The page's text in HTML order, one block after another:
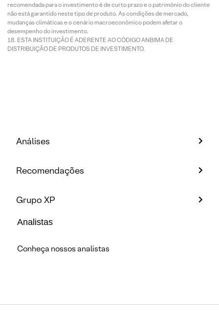
recomendada para o investimento é de curto prazo e o patrimônio do cliente
não está garantido neste tipo de produto. As condições de mercado,
mudanças climáticas e o cenário macroeconômico podem afetar o
desempenho do investimento.
ESTA INSTITUIÇÃO É ADERENTE AO CÓDIGO ANBIMA DE
DISTRIBUIÇÃO DE PRODUTOS DE INVESTIMENTO.
Análises
Recomendações
Grupo XP
Analistas
Conheça nossos analistas